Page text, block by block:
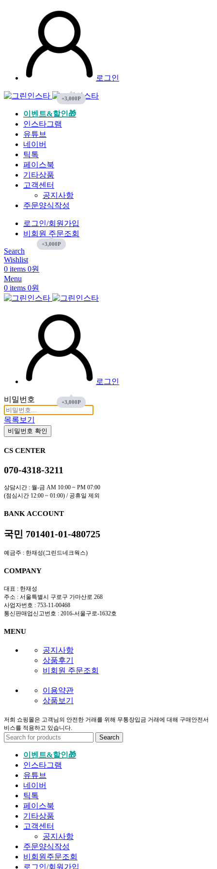
로그인
이벤트&할인🎁
인스타그램
유튜브
네이버
틱톡
페이스북
기타상품
고객센터
공지사항
주문양식작성
로그인/회원가입
비회원 주문조회
Search
Wishlist
0 items 0원
Menu
0 items 0원
로그인
비밀번호
목록보기
비밀번호 확인
CS CENTER
070-4318-3211
상담시간 : 월-금 AM 10:00 ~ PM 07:00
(점심시간 12:00 ~ 01:00) / 공휴일 제외
BANK ACCOUNT
국민 701401-01-480725
예금주 : 한재성(그린드네크웍스)
COMPANY
대표 : 한재성
주소 : 서울특별시 구로구 가마산로 268
사업자번호 : 753-11-00468
통신판매업신고번호 : 2016-서울구로-1632호
MENU
공지사항
상품후기
비회원 주문조회
이용약관
상품보기
저희 쇼핑몰은 고객님의 안전한 거래를 위해 무통장입금 거래에 대해 구매안전서
비스를 적용하고 있습니다.
Search
이벤트&할인🎁
인스타그램
유튜브
네이버
틱톡
페이스북
기타상품
고객센터
공지사항
주문양식작성
비회원주문조회
로그인/회원가입